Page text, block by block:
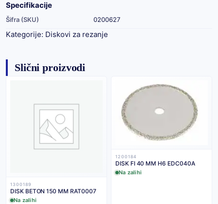
Specifikacije
Šifra (SKU) 0200627
Kategorije: Diskovi za rezanje
Slični proizvodi
1300189
DISK BETON 150 MM RAT0007
Na zalihi
1200184
DISK FI 40 MM H6 EDC040A
Na zalihi